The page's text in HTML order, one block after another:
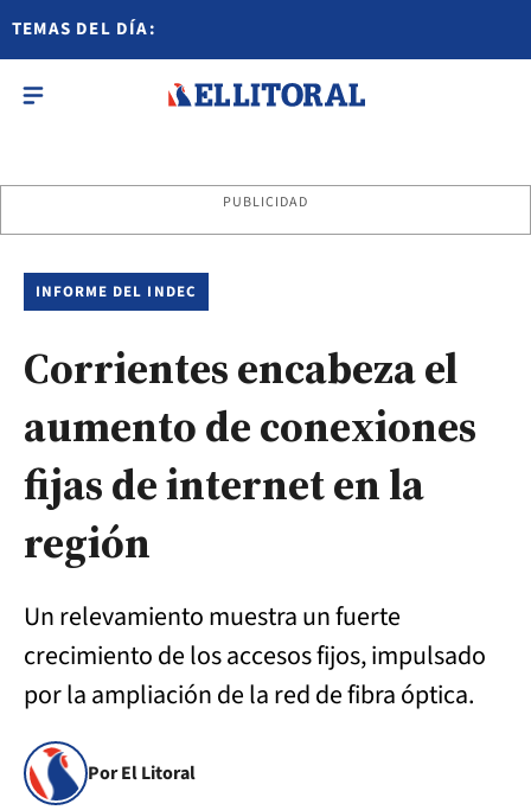
TEMAS DEL DÍA:
PUBLICIDAD
INFORME DEL INDEC
Corrientes encabeza el
aumento de conexiones
fijas de internet en la
región
Un relevamiento muestra un fuerte
crecimiento de los accesos fijos, impulsado
por la ampliación de la red de fibra óptica.
Por El Litoral